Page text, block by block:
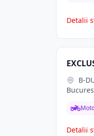
Detalii
Detalii